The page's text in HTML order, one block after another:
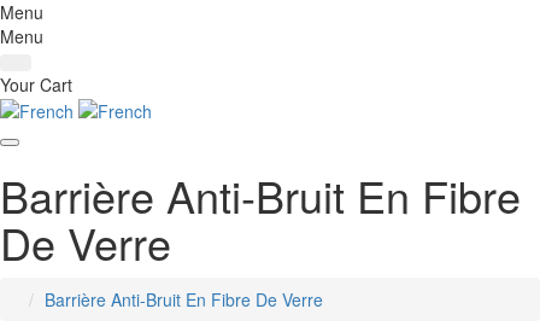
Menu
Menu
Your Cart
Barrière Anti-Bruit En Fibre
De Verre
Barrière Anti-Bruit En Fibre De Verre